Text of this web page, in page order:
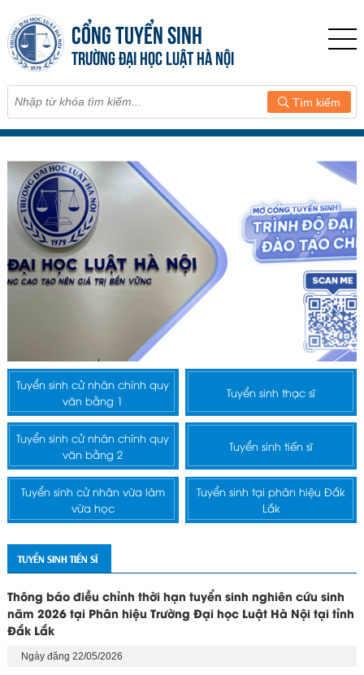
CỔNG TUYỂN SINH
TRƯỜNG ĐẠI HỌC LUẬT HÀ NỘI
Tìm kiếm
Tuyển sinh cử nhân chính quy
văn bằng 1
Tuyển sinh thạc sĩ
Tuyển sinh cử nhân chính quy
văn bằng 2
Tuyển sinh tiến sĩ
Tuyển sinh cử nhân vừa làm
vừa học
Tuyển sinh tại phân hiệu Đắk
Lắk
TUYỂN SINH TIẾN SĨ
Thông báo điều chỉnh thời hạn tuyển sinh nghiên cứu sinh
năm 2026 tại Phân hiệu Trường Đại học Luật Hà Nội tại tỉnh
Đắk Lắk
Ngày đăng 22/05/2026